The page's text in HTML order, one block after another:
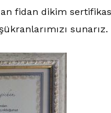
fidan dikim
sunarız.